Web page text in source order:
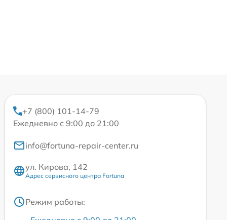
+7 (800) 101-14-79
Ежедневно с 9:00 до 21:00
info@fortuna-repair-center.ru
ул. Кирова, 142
Адрес сервисного центра Fortuna
Режим работы: